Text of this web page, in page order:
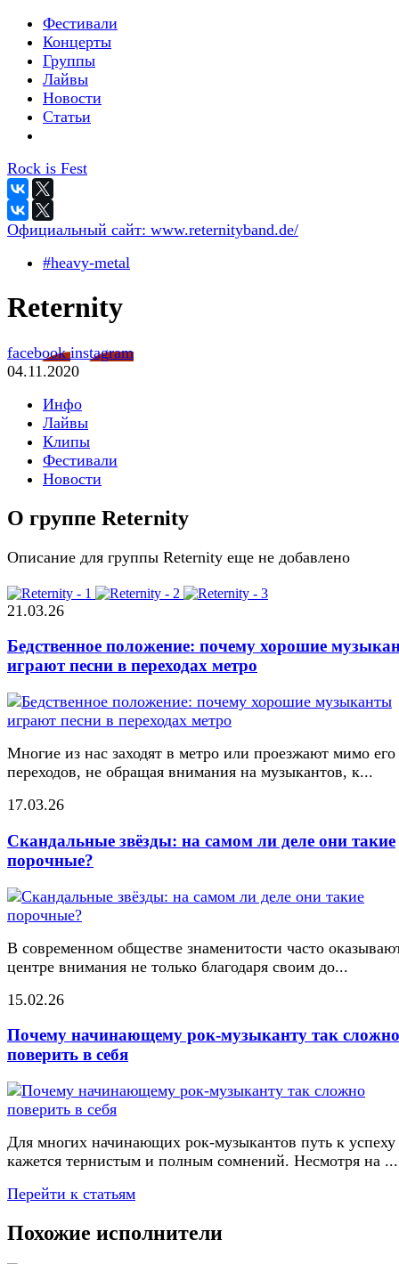
Фестивали
Концерты
Группы
Лайвы
Новости
Статьи
Rock is Fest
Официальный сайт: www.reternityband.de/
#heavy-metal
Reternity
facebookinstagram
04.11.2020
Инфо
Лайвы
Клипы
Фестивали
Новости
О группе Reternity
Описание для группы Reternity еще не добавлено
21.03.26
Бедственное положение: почему хорошие
играют песни в переходах метро
Многие из нас заходят в метро или проезжают мимо его
переходов, не обращая внимания на музыкантов, к...
17.03.26
Скандальные звёзды: на самом ли деле они такие
порочные?
В современном обществе знаменитости часто
центре внимания не только благодаря своим до...
15.02.26
Почему начинающему рок-музыканту так сложно
поверить в себя
Для многих начинающих рок-музыкантов путь к успеху
кажется тернистым и полным сомнений. Несмотря на ...
Перейти к статьям
Похожие исполнители